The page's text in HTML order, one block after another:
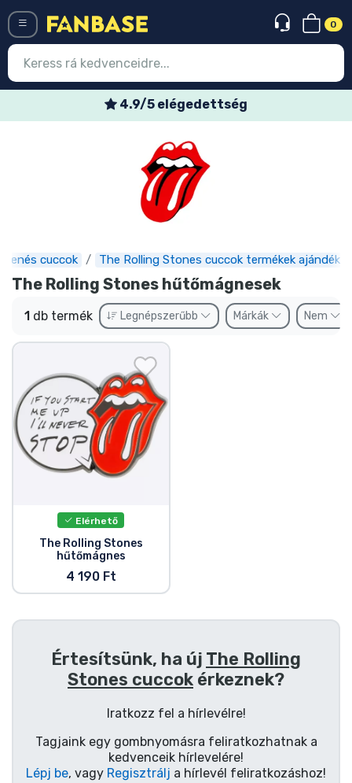
0
4.9/5 elégedettség
Zenés cuccok The Rolling Stones cuccok termékek ajándékok
The Rolling Stones hűtőmágnesek
1 db termék Legnépszerűbb Márkák Nem
Elérhető
The Rolling Stones
hűtőmágnes
4 190 Ft
Értesítsünk, ha új The Rolling
Stones cuccok érkeznek?
Iratkozz fel a hírlevélre!
Tagjaink egy gombnyomásra feliratkozhatnak a
kedvenceik hírlevelére!
Lépj be, vagy Regisztrálj a hírlevél feliratkozáshoz!
Legújabb cuccok
Akciós ajánlatok
Express szállítás
Előrendelhető cuccok
Outlet cuccok
Ajándékkártya
Szállítás és fizetés
Sorozatos cuccok
Mesés cuccok
Animés cuccok
Gamer cuccok
Sportos cuccok
Zenés cuccok
Terméktípusok